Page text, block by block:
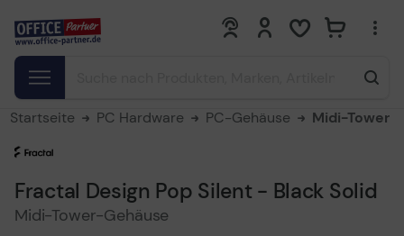
0 0
Startseite PC Hardware PC-Gehäuse Midi-Tower
Fractal Design Pop Silent - Black Solid
Midi-Tower-Gehäuse